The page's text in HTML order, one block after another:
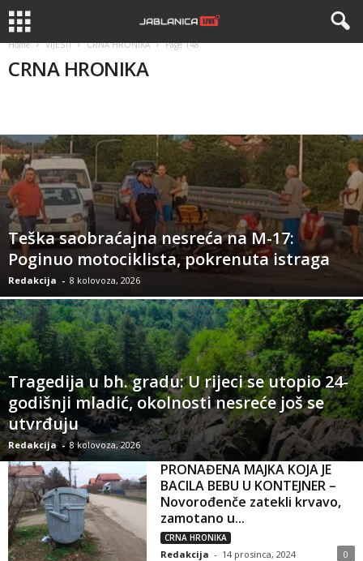
Home VIJESTI CRNA HRONIKA Page 148
CRNA HRONIKA
Teška saobraćajna nesreća na M-17:
Poginuo motociklista, pokrenuta istraga
Redakcija - 8 kolovoza, 2026
Tragedija u bh. gradu: U rijeci se utopio 24-
godišnji mladić, okolnosti nesreće još se
utvrđuju
Redakcija - 8 kolovoza, 2026
PRONAĐENA MAJKA KOJA JE
BACILA BEBU U KONTEJNER –
Novorođenče zatekli krvavo,
zamotano u...
CRNA HRONIKA
Redakcija - 14 prosinca, 2024 0